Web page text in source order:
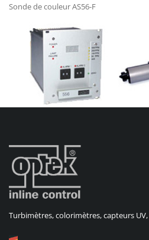
Sonde de couleur AS56-F
Turbimètres, colorimètres, capteurs